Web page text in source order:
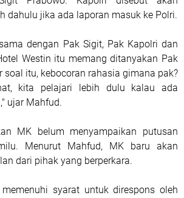
dahulu jika ada laporan masuk ke Polri.
dengan Pak Sigit, Pak Kapolri dan
Westin itu memang ditanyakan Pak
soal itu, kebocoran rahasia gimana pak?
kita pelajari lebih dulu kalau ada
ujar Mahfud.
MK belum menyampaikan putusan
Menurut Mahfud, MK baru akan
dari pihak yang berperkara.
syarat untuk direspons oleh